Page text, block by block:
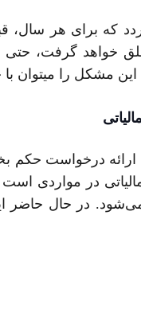
که برای هر سال،
خواهد گرفت،
این مشکل را
در مواردی
در حال حاضر